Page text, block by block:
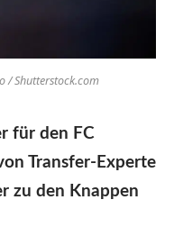
/ Shutterstock.com
für den FC
Transfer-Experte
zu den Knappen